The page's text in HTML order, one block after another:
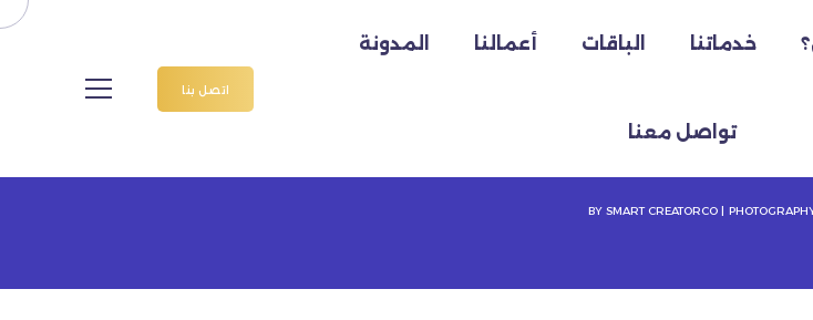
خدماتنا الباقات أعمالنا المدونة
تواصل معنا
اتصل بنا
BY SMART CREATORCO